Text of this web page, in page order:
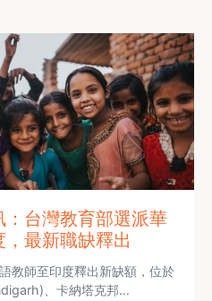
：台灣教育部選派華
最新職缺釋出
教師至印度釋出新缺額，位於
、卡納塔克邦…